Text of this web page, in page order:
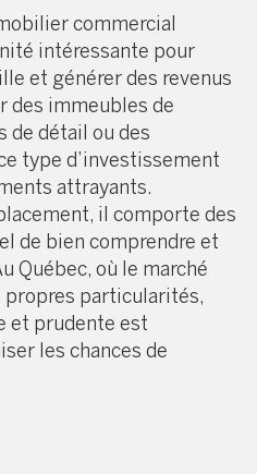
commercial
intéressante pour
et générer des revenus
des immeubles de
de détail ou des
type d’investissement
attrayants.
il comporte des
de bien comprendre et
Québec, où le marché
particularités,
et prudente est
les chances de